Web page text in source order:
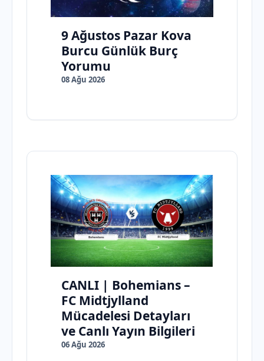
9 Ağustos Pazar Kova
Burcu Günlük Burç
Yorumu
08 Ağu 2026
CANLI | Bohemians –
FC Midtjylland
Mücadelesi Detayları
ve Canlı Yayın Bilgileri
06 Ağu 2026